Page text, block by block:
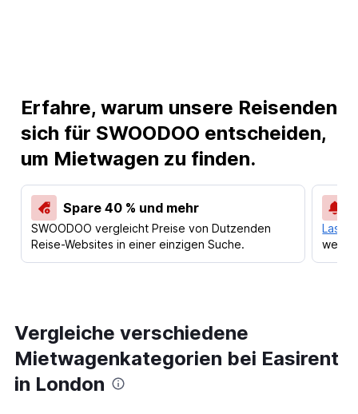
Erfahre, warum unsere Reisenden
sich für SWOODOO entscheiden,
um Mietwagen zu finden.
Spare 40 % und mehr
SWOODOO vergleicht Preise von Dutzenden
Reise-Websites in einer einzigen Suche.
Lass
Vergleiche verschiedene
Mietwagenkategorien bei Easirent
in London